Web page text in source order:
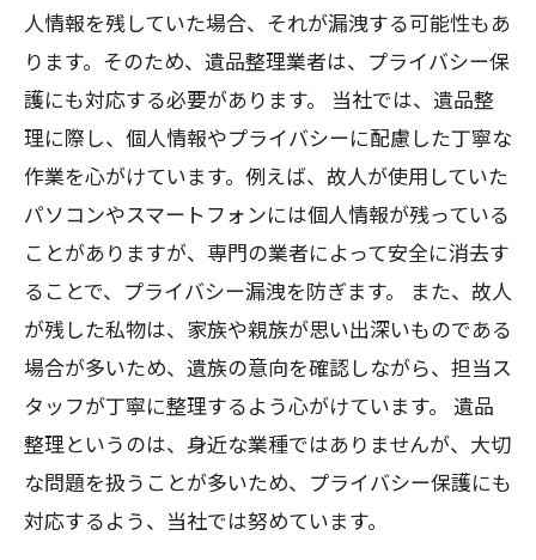
人情報を残していた場合、それが漏洩する可能性もあ
ります。そのため、遺品整理業者は、プライバシー保
護にも対応する必要があります。 当社では、遺品整
理に際し、個人情報やプライバシーに配慮した丁寧な
作業を心がけています。例えば、故人が使用していた
パソコンやスマートフォンには個人情報が残っている
ことがありますが、専門の業者によって安全に消去す
ることで、プライバシー漏洩を防ぎます。 また、故人
が残した私物は、家族や親族が思い出深いものである
場合が多いため、遺族の意向を確認しながら、担当ス
タッフが丁寧に整理するよう心がけています。 遺品
整理というのは、身近な業種ではありませんが、大切
な問題を扱うことが多いため、プライバシー保護にも
対応するよう、当社では努めています。